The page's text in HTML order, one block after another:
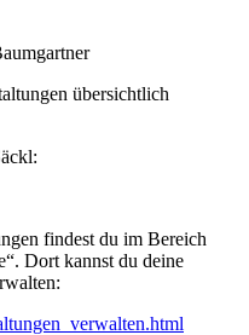
übersichtlich
findest du im Bereich
Dort kannst du deine